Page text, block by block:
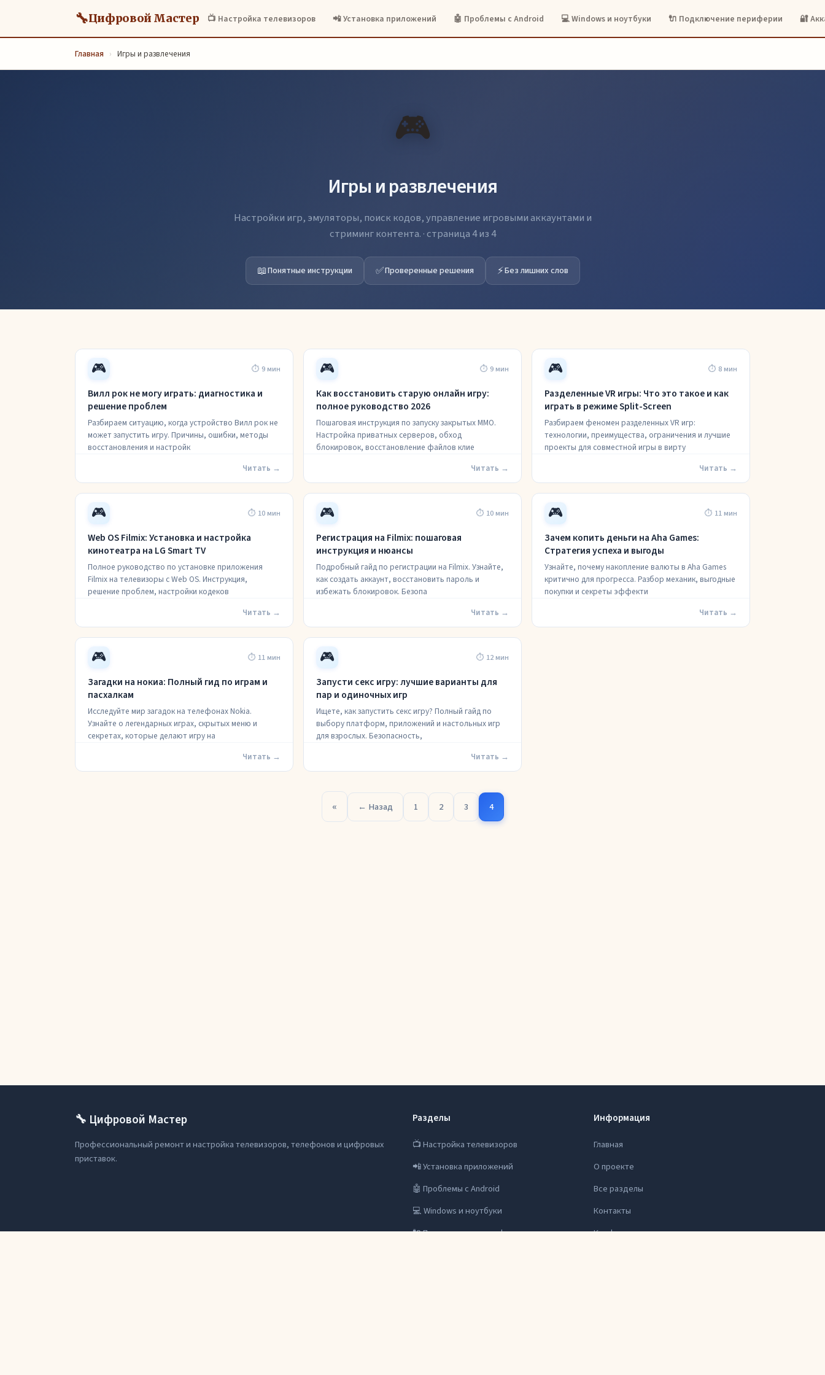
🔧Цифровой Мастер 📺 Настройка телевизоров 📲 Установка приложений 🤖 Проблемы с Android 💻 Windows и ноутбуки 🔌 Подключение периферии 🔐
Главная › Игры и развлечения
🎮
Игры и развлечения
Настройки игр, эмуляторы, поиск кодов, управление игровыми аккаунтами и
стриминг контента. · страница 4 из 4
📖Понятные инструкции ✅Проверенные решения ⚡Без лишних слов
🎮 ⏱ 9 мин
Вилл рок не могу играть: диагностика и
решение проблем
Разбираем ситуацию, когда устройство Вилл рок не
может запустить игру. Причины, ошибки, методы
восстановления и настройк
Читать →
🎮 ⏱ 9 мин
Как восстановить старую онлайн игру:
полное руководство 2026
Пошаговая инструкция по запуску закрытых MMO.
Настройка приватных серверов, обход
блокировок, восстановление файлов клие
Читать →
🎮 ⏱ 8 мин
Разделенные VR игры: Что это такое и как
играть в режиме Split-Screen
Разбираем феномен разделенных VR игр:
технологии, преимущества, ограничения и лучшие
проекты для совместной игры в вирту
Читать →
🎮 ⏱ 10 мин
Web OS Filmix: Установка и настройка
кинотеатра на LG Smart TV
Полное руководство по установке приложения
Filmix на телевизоры с Web OS. Инструкция,
решение проблем, настройки кодеков
Читать →
🎮 ⏱ 10 мин
Регистрация на Filmix: пошаговая
инструкция и нюансы
Подробный гайд по регистрации на Filmix. Узнайте,
как создать аккаунт, восстановить пароль и
избежать блокировок. Безопа
Читать →
🎮 ⏱ 11 мин
Зачем копить деньги на Aha Games:
Стратегия успеха и выгоды
Узнайте, почему накопление валюты в Aha Games
критично для прогресса. Разбор механик, выгодные
покупки и секреты эффекти
Читать →
🎮 ⏱ 11 мин
Загадки на нокиа: Полный гид по играм и
пасхалкам
Исследуйте мир загадок на телефонах Nokia.
Узнайте о легендарных играх, скрытых меню и
секретах, которые делают игру на
Читать →
🎮 ⏱ 12 мин
Запусти секс игру: лучшие варианты для
пар и одиночных игр
Ищете, как запустить секс игру? Полный гайд по
выбору платформ, приложений и настольных игр
для взрослых. Безопасность,
Читать →
« ← Назад 1 2 3 4
🔧 Цифровой Мастер
Профессиональный ремонт и настройка телевизоров, телефонов и цифровых
приставок.
Разделы
📺 Настройка телевизоров
📲 Установка приложений
🤖 Проблемы с Android
💻 Windows и ноутбуки
🔌 Подключение периферии
Информация
Главная
О проекте
Все разделы
Контакты
Конфиденциальность